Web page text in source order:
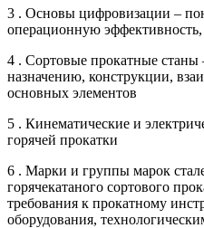
3 . Основы цифровизации –
операционную эффективность,
4 . Сортовые прокатные станы
назначению, конструкции,
основных элементов
5 . Кинематические и
горячей прокатки
6 . Марки и группы марок
горячекатаного сортового
требования к прокатному
оборудования,